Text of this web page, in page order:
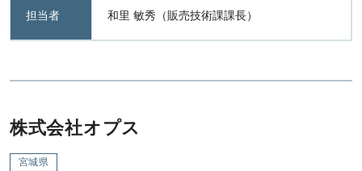
担当者 和里 敏秀（販売技術課課長）
株式会社オプス
宮城県